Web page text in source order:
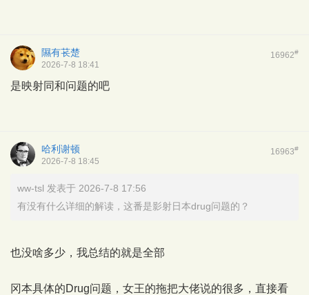
16962#
隰有苌楚
2026-7-8 18:41
是映射同和问题的吧
16963#
哈利谢顿
2026-7-8 18:45
ww-tsl 发表于 2026-7-8 17:56
有没有什么详细的解读，这番是影射日本drug问题的？
也没啥多少，我总结的就是全部
冈本具体的Drug问题，女王的拖把大佬说的很多，直接看